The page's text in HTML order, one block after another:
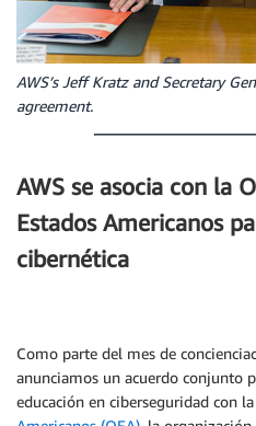
AWS’s Jeff Kratz and Secretary
agreement.
AWS se asocia con la
Estados Americanos
cibernética
Como parte del mes de
anunciamos un acuerdo conjunto
educación en ciberseguridad con la